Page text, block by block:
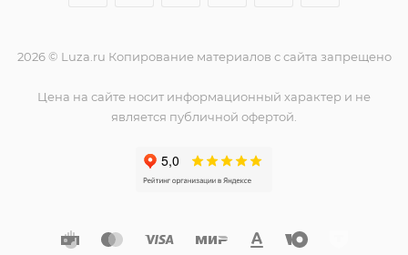
2026 © Luza.ru Копирование материалов с сайта запрещено
Цена на сайте носит информационный характер и не
является публичной офертой.